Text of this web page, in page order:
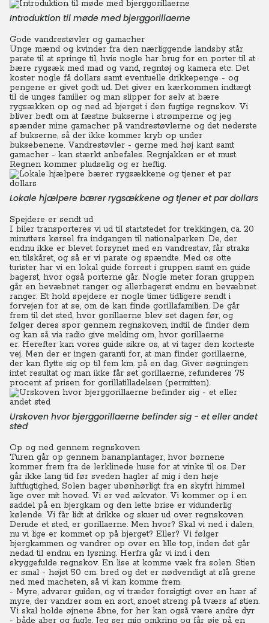
Introduktion til møde med bjerggorillaerne
Gode vandrestøvler og gamacher
Unge mænd og kvinder fra den nærliggende landsby står
parate til at springe til, hvis nogle har brug for en porter til at
bære rygsæk med mad og vand, regntøj og kamera etc. Det
koster nogle få dollars samt eventuelle drikkepenge - og
pengene er givet godt ud. Det giver en kærkommen indtægt
til de unges familier og man slipper for selv at bære
rygsækken op og ned ad bjerget i den fugtige regnskov. Vi
bliver bedt om at fæstne bukserne i strømperne og jeg
spænder mine gamacher på vandrestøvlerne og det nederste
af bukserne, så der ikke kommer kryb op under
buksebenene. Vandrestøvler - gerne med høj kant samt
gamacher - kan stærkt anbefales. Regnjakken er et must.
Regnen kommer pludselig og er heftig.
Lokale hjælpere bærer rygsækkene og tjener et par dollars
Spejdere er sendt ud
I biler transporteres vi ud til startstedet for trekkingen, ca. 20
minutters kørsel fra indgangen til nationalparken. De, der
endnu ikke er blevet forsynet med en vandrestav, får straks
en tilskåret, og så er vi parate og spændte. Med os otte
turister har vi en lokal guide forrest i gruppen samt en guide
bagerst, hvor også porterne går. Nogle meter foran gruppen
går en bevæbnet ranger og allerbagerst endnu en bevæbnet
ranger. Et hold spejdere er nogle timer tidligere sendt i
forvejen for at se, om de kan finde gorillafamilien. De går
frem til det sted, hvor gorillaerne blev set dagen før, og
følger deres spor gennem regnskoven, indtil de finder dem
og kan så via radio give melding om, hvor gorillaerne
er. Herefter kan vores guide sikre os, at vi tager den korteste
vej. Men der er ingen garanti for, at man finder gorillaerne,
der kan flytte sig op til fem km. på en dag. Giver søgningen
intet resultat og man ikke får set gorillaerne, refunderes 75
procent af prisen for gorillatilladelsen (permitten).
Urskoven hvor bjerggorillaerne befinder sig - et eller andet
sted
Op og ned gennem regnskoven
Turen går op gennem bananplantager, hvor børnene
kommer frem fra de lerklinede huse for at vinke til os. Der
går ikke lang tid før sveden hagler af mig i den høje
luftfugtighed. Solen bager ubønhørligt fra en skyfri himmel
lige over mit hoved. Vi er ved ækvator. Vi kommer op i en
saddel på en bjergkam og den lette brise er vidunderlig
kølende. Vi får lidt at drikke og skuer ud over regnskoven.
Derude et sted, er gorillaerne. Men hvor? Skal vi ned i dalen,
nu vi lige er kommet op på bjerget? Eller? Vi følger
bjergkammen og vandrer op over en lille top, inden det går
nedad til endnu en lysning. Herfra går vi ind i den
skyggefulde regnskov. En lise at komme væk fra solen. Stien
er smal - højst 50 cm. bred og det er nødvendigt at slå grene
ned med macheten, så vi kan komme frem.
- Myre, advarer guiden, og vi træder forsigtigt over en hær af
myre, der vandrer som en sort, snoet streng på tværs af stien.
Vi skal holde øjnene åbne, for her kan også være andre dyr
- både aber og fugle. Jeg ser mig omkring og får øje på en